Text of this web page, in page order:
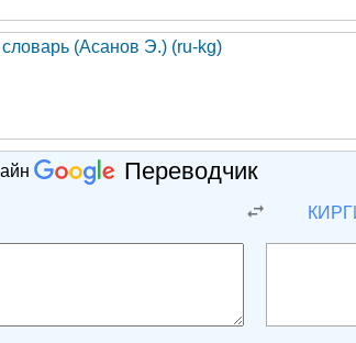
словарь (Асанов Э.) (ru-kg)
Переводчик